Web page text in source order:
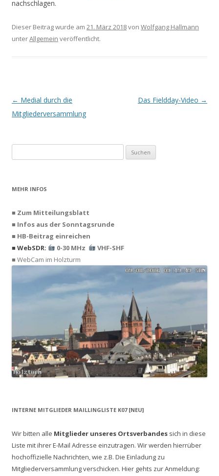
nachschlagen.
Dieser Beitrag wurde am 21. März 2018von Wolfgang Hallmann
unterAllgemein veröffentlicht.
Beitrags-
Navigation
← Medial durch die
Mitgliederversammlung
Das Fieldday-Video →
nach:
MEHR INFOS
■ Zum Mitteilungsblatt
■ Infos aus der Sonntagsrunde
■ HB-Beitrag einreichen
■ WebSDR:
0-30 MHz
VHF-SHF
■ WebCam im Holzturm
INTERNE MITGLIEDER MAILLINGLISTE K07 [NEU]
Wir bitten alle Mitglieder unseres Ortsverbandes sich in diese
Liste mit ihrer E-Mail Adresse einzutragen. Wir werden hierrüber
hochoffizielle Nachrichten, wie z.B. Die Einladung zu
Mitgliederversammlung verschicken. Hier gehts zur Anmeldung: